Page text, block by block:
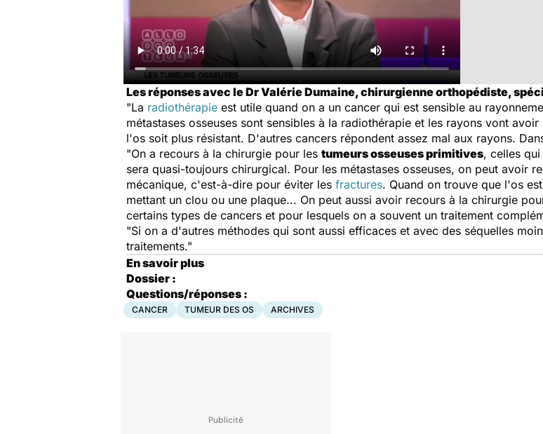
Les réponses avec le Dr Valérie Dumaine, chirurgienne orthopédiste,
"La radiothérapie est utile quand on a un cancer qui est sensible au
métastases osseuses sont sensibles à la radiothérapie et les rayons vont
l'os soit plus résistant. D'autres cancers répondent assez mal aux rayons.
"On a recours à la chirurgie pour les tumeurs osseuses primitives, celles
sera quasi-toujours chirurgical. Pour les métastases osseuses, on peut avoir
mécanique, c'est-à-dire pour éviter les fractures. Quand on trouve que l'os
mettant un clou ou une plaque... On peut aussi avoir recours à la chirurgie
certains types de cancers et pour lesquels on a souvent un traitement
"Si on a d'autres méthodes qui sont aussi efficaces et avec des séquelles
traitements."
En savoir plus
Dossier :
Questions/réponses :
CANCER TUMEUR DES OS ARCHIVES